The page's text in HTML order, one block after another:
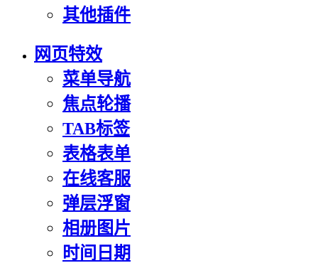
其他插件
网页特效
菜单导航
焦点轮播
TAB标签
表格表单
在线客服
弹层浮窗
相册图片
时间日期